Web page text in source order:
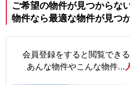
ご希望の物件が見つからな
物件なら最適な物件が見つ
会員登録をすると閲覧でき
あんな物件やこんな物件...